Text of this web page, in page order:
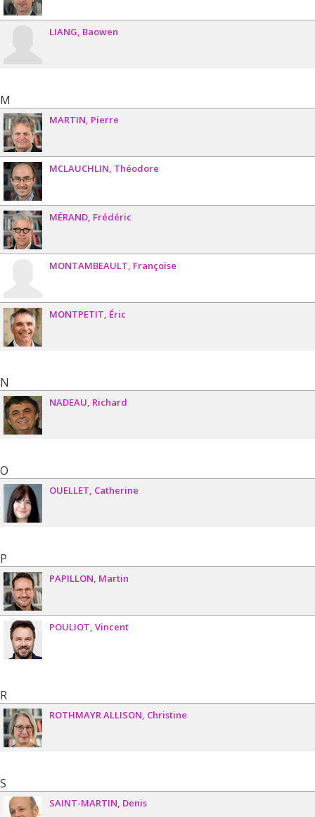
LIANG Baowen
M
MARTIN Pierre
MCLAUCHLIN Théodore
MÉRAND Frédéric
MONTAMBEAULT Françoise
MONTPETIT Éric
N
NADEAU Richard
O
OUELLET Catherine
P
PAPILLON Martin
POULIOT Vincent
R
ROTHMAYR ALLISON Christine
S
SAINT-MARTIN Denis